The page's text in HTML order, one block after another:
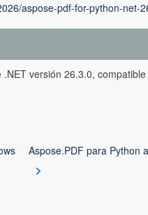
aspose-pdf-for-python-net-
versión 26.3.0,
Aspose.PDF para Python